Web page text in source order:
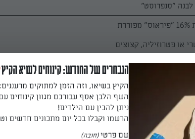
או פטרוזיליה, קצוצים
הנבחרים של החודש: קינוחים לשיא הקיץ
הקיץ בשיאו, וזה הזמן למתוקים מרעננים:
השף הלבן אסף עבורכם מגוון קינוחים
ניתן להכין עם הילדים!
הרשמו וקבלו בכל יום מתכונים חדשים
שם פרטי(חובה)